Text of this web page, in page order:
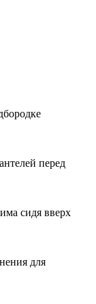
перед
сидя вверх
для